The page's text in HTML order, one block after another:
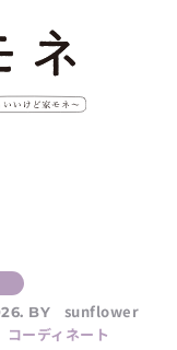
BY
sunflower
ーディネート